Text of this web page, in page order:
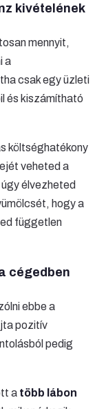
kivételének
mennyit,
a
csak egy üzleti
és kiszámítható
költséghatékony
veheted a
élvezheted
hogy a
független
cégedben
ebbe a
pozitív
pedig
a több lábon